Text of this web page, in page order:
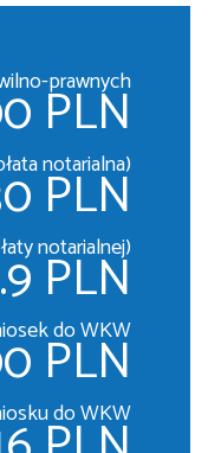
prawnych
PLN
notarialna)
PLN
notarialnej)
PLN
do WKW
PLN
do WKW